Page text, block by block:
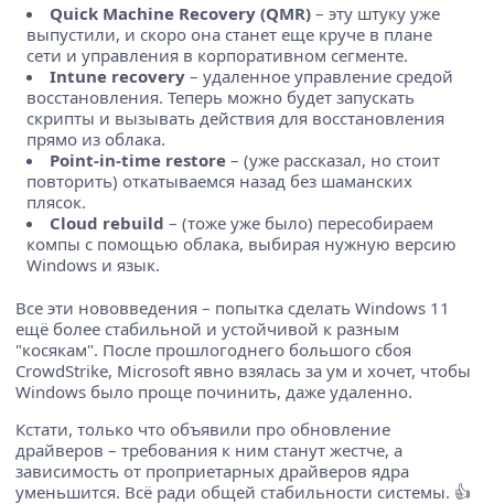
Quick Machine Recovery (QMR) – эту штуку уже
выпустили, и скоро она станет еще круче в плане
сети и управления в корпоративном сегменте.
Intune recovery – удаленное управление средой
восстановления. Теперь можно будет запускать
скрипты и вызывать действия для восстановления
прямо из облака.
Point-in-time restore – (уже рассказал, но стоит
повторить) откатываемся назад без шаманских
плясок.
Cloud rebuild – (тоже уже было) пересобираем
компы с помощью облака, выбирая нужную версию
Windows и язык.
Все эти нововведения – попытка сделать Windows 11
ещё более стабильной и устойчивой к разным
"косякам". После прошлогоднего большого сбоя
CrowdStrike, Microsoft явно взялась за ум и хочет, чтобы
Windows было проще починить, даже удаленно.
Кстати, только что объявили про обновление
драйверов – требования к ним станут жестче, а
зависимость от проприетарных драйверов ядра
уменьшится. Всё ради общей стабильности системы. 👍